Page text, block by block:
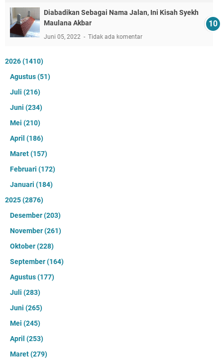
Diabadikan Sebagai Nama Jalan, Ini Kisah Syekh
Maulana Akbar
Juni 05, 2022 Tidak ada komentar
2026(1410)
Agustus(51)
Juli (216)
Juni (234)
Mei (210)
April (186)
Maret(157)
Februari (172)
Januari (184)
2025(2876)
Desember(203)
November(261)
Oktober(228)
September(164)
Agustus(177)
Juli (283)
Juni (265)
Mei (245)
April (253)
Maret(279)